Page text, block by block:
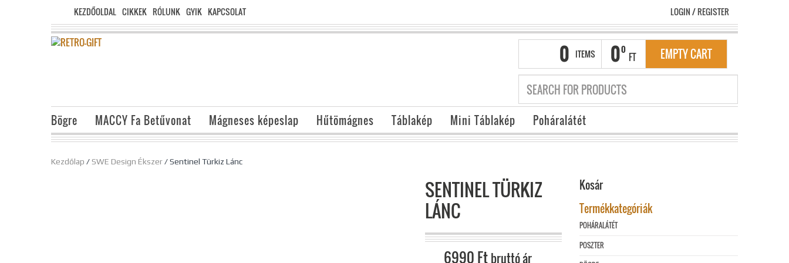
KEZDŐOLDAL CIKKEK RÓLUNK GYIK KAPCSOLAT LOGIN/REGISTER
0 ITEMS 00
FT EMPTY CART
Bögre MACCY Fa Betűvonat Mágneses képeslap Hűtömágnes Táblakép Mini Táblakép Poháralátét
Kezdőlap /SWE Design Ékszer/ Sentinel Türkiz Lánc
SENTINEL TÜRKIZ
LÁNC
6990Ft bruttó ár
Kosár
Termékkategóriák
POHÁRALÁTÉT
POSZTER